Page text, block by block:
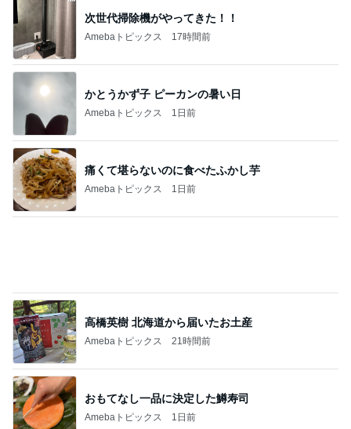
値下げ後に再訪したお寿司屋の定食
Amebaトピックス 1日前
ご飯の進むメインになる作り置き
Amebaトピックス 2日前
真野恵里菜 鮭が主菜の夕食献立
Amebaトピックス 1日前